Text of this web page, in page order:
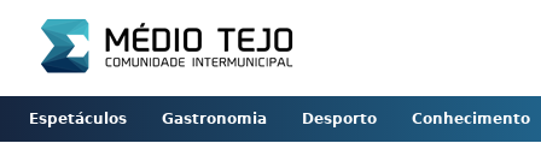
Espetáculos Gastronomia Desporto Conhecimento